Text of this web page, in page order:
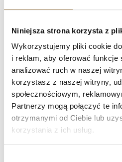
Niniejsza strona korzysta z
Wykorzystujemy pliki cookie
i reklam, aby oferować funkcje
analizować ruch w naszej
korzystasz z naszej witryny,
społecznościowym,
Partnerzy mogą połączyć te
otrzymanymi od Ciebie lub
korzystania z ich usług.
Czym zajmuje się
Czy mogę złożyć
poprosić o wyszukanie
Czy obiekty oferowane
autentyczne i
Czy każdy przedmiot
autentyczności?